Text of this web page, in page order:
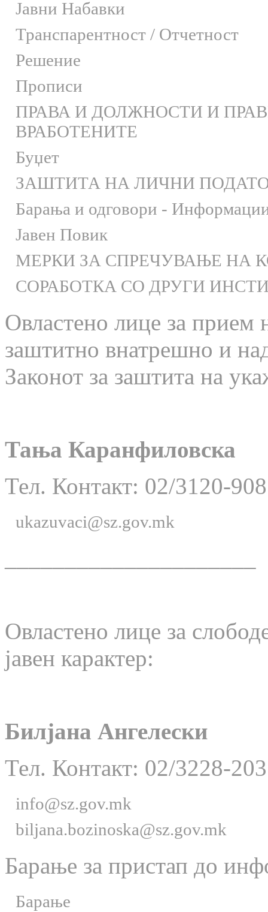
Јавни Набавки
Транспарентност / Отчетност
Решение
Прописи
ПРАВА И ДОЛЖНОСТИ И
ВРАБОТЕНИТЕ
Буџет
ЗАШТИТА НА ЛИЧНИ
Барања и одговори - Информации
Јавен Повик
МЕРКИ ЗА СПРЕЧУВАЊЕ НА
СОРАБОТКА СО ДРУГИ
Овластено лице за прием
заштитно внатрешно и
Законот за заштита на
Тања Каранфиловска
Тел. Контакт: 02/3120-908
ukazuvaci@sz.gov.mk
Овластено лице за
јавен карактер:
Билјана Ангелески
Тел. Контакт: 02/3228-203
info@sz.gov.mk
biljana.bozinoska@sz.gov.mk
Барање за пристап до
Барање